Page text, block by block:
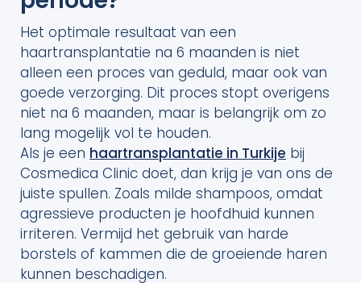
Het optimale resultaat van een
haartransplantatie na 6 maanden is niet
alleen een proces van geduld, maar ook van
goede verzorging. Dit proces stopt overigens
niet na 6 maanden, maar is belangrijk om zo
lang mogelijk vol te houden.
Als je een haartransplantatie in Turkije bij
Cosmedica Clinic doet, dan krijg je van ons de
juiste spullen. Zoals milde shampoos, omdat
agressieve producten je hoofdhuid kunnen
irriteren. Vermijd het gebruik van harde
borstels of kammen die de groeiende haren
kunnen beschadigen.